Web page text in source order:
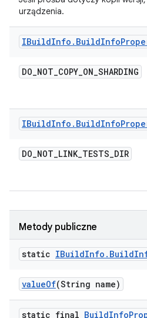
urządzenia.
IBuildInfo . BuildInfo
DO_NOT_COPY_ON_SHARDING
IBuildInfo . BuildInfo
DO_NOT_LINK_TESTS_DIR
Metody publiczne
static IBuildInfo . Build
valueOf(String name)
static final BuildInfo